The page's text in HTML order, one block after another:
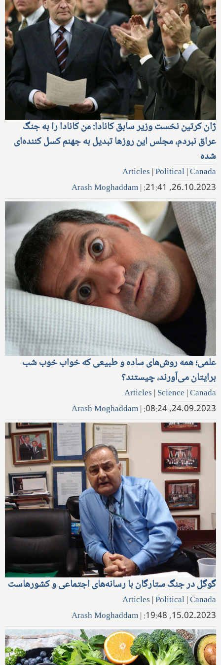
ژان کرتین نخست وزیر سابق کانادا: من کانادا را به جنگ
عراق نبردم، مجلس این روزها تبدیل به جهنم کسل کننده‌ای
شده
Articles |Political|Canada
26.10.2023, 21:41:
|
Arash Moghaddam
علمی؛ همه روش‌های ساده و طبیعی که خواب خوب شب
برایتان می‌آورند، چیستند؟
Articles |Science |Canada
24.09.2023, 08:24:
|
Arash Moghaddam
گوگل در جنگ ستارگان با رسانه‌های اجتماعی و کشورهاست
Articles |Political|Canada
15.02.2023, 19:48:
|
Arash Moghaddam